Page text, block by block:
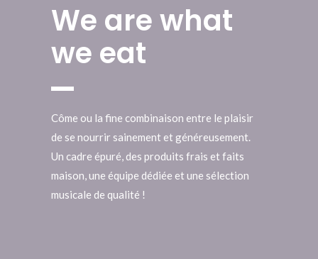
We are what
we eat
Côme ou la fine combinaison entre le plaisir
de se nourrir sainement et généreusement.
Un cadre épuré, des produits frais et faits
maison, une équipe dédiée et une sélection
musicale de qualité !